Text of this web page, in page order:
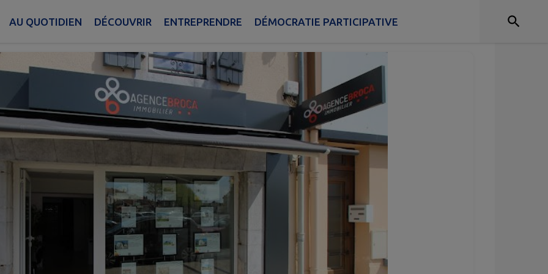
AU QUOTIDIEN DÉCOUVRIR ENTREPRENDRE DÉMOCRATIE PARTICIPATIVE
Broca Immobilier